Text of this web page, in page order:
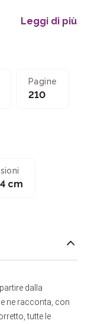
Leggi di più
Pagine
210
cm
dalla
ne racconta, con
tutte le